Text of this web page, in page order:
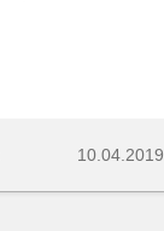
10.04.2019